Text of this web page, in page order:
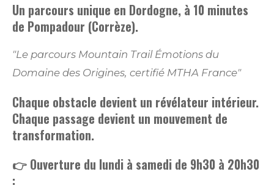
Un parcours unique en Dordogne, à 10 minutes
de Pompadour (Corrèze).
"Le parcours Mountain Trail Émotions du
Domaine des Origines, certifié MTHA France"
Chaque obstacle devient un révélateur intérieur.
Chaque passage devient un mouvement de
transformation.
👉 Ouverture du lundi à samedi de 9h30 à 20h30
: